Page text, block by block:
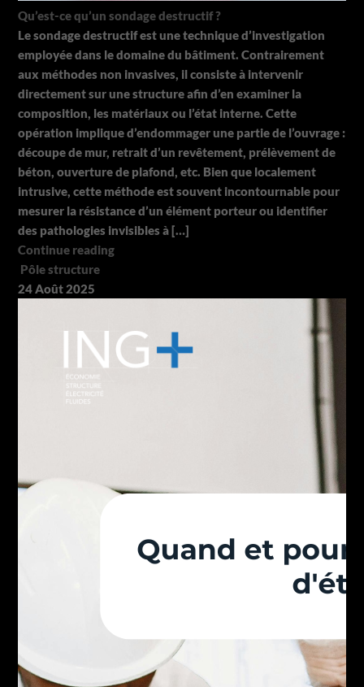
Qu’est-ce qu’un sondage destructif ?
Le sondage destructif est une technique d’investigation
employée dans le domaine du bâtiment. Contrairement
aux méthodes non invasives, il consiste à intervenir
directement sur une structure afin d’en examiner la
composition, les matériaux ou l’état interne. Cette
opération implique d’endommager une partie de l’ouvrage :
découpe de mur, retrait d’un revêtement, prélèvement de
béton, ouverture de plafond, etc. Bien que localement
intrusive, cette méthode est souvent incontournable pour
mesurer la résistance d’un élément porteur ou identifier
des pathologies invisibles à […]
Continue reading
Pôle structure
24Août 2025